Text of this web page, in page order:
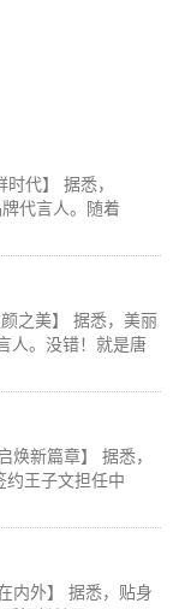
代】 据悉，
代言人。随着
之美】 据悉，美丽
人。没错！就是唐
焕新篇章】 据悉，
王子文担任中
内外】 据悉，贴身